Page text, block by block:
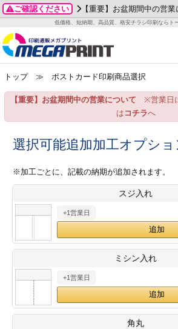
ご確認ください 【重要】お盆期間中の営
低価格、短納期、高品質、格安チラシ印刷ならト
商品一覧
グッズ
ステッカー
ックカード印刷
業ツール印刷
＆盛り上げ印刷
ご利用ガイド
お客様へ
いて
方法
/送料について
刷
カード印刷
ックカード名刺
ムカード
型マル型印刷
ード印刷
刷
データ作成ガイド
成前に
ガイド
加工指示ガイド
テンプレート
ード印刷
名刺印刷
ックカード
ード印刷
形マル型
一覧
わせ
り
プル請求
2026年 8月
月
火 水 木 金
土
1
3
4 5 6 7
8
15
24
25 26 27
29
土
1
2 3
9 10 11
12
14
15 16 17 18
19
26
28
29 30
・・休業日
トップ≫ ポストカード印刷商品選択
【重要】お盆期間中の営業について ※営業日
は コチラへ
選択可能追加加工オプショ
※加工ごとに、記載の納期が追加されます。
スジ入れ
+1営業日
ミシン入れ
+1営業日
角丸